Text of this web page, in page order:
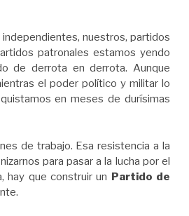
nuestros, partidos
patronales estamos yendo
de derrota en derrota. Aunque
el poder político y militar lo
en meses de durísimas
de trabajo. Esa resistencia a la
para pasar a la lucha por el
hay que construir un Partido de